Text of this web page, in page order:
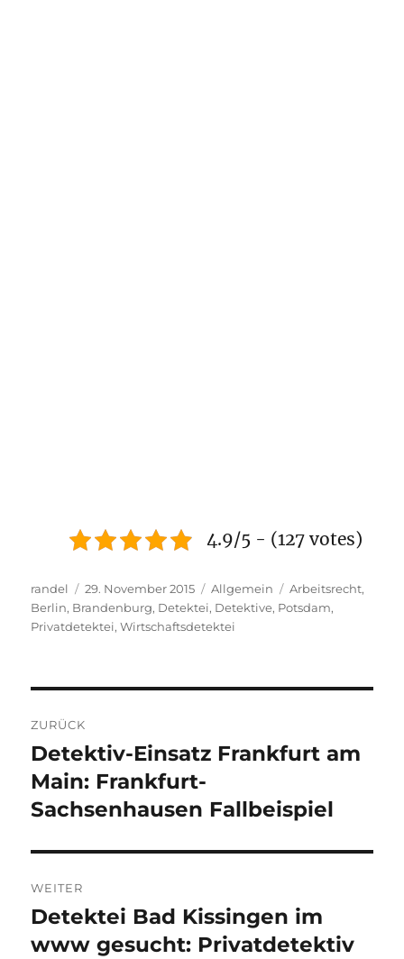
4.9/5 - (127 votes)
Autor
randel
Veröffentlicht
am
29. November 2015 Kategorien
Allgemein Schlagwörter
Arbeitsrecht,
Berlin, Brandenburg, Detektei, Detektive, Potsdam,
Privatdetektei,Wirtschaftsdetektei
ZURÜCK
Vorheriger
Beitrag:
Detektiv-Einsatz Frankfurt am
Main: Frankfurt-
Sachsenhausen Fallbeispiel
WEITER
Nächster
Beitrag:
Detektei Bad Kissingen im
www gesucht: Privatdetektiv